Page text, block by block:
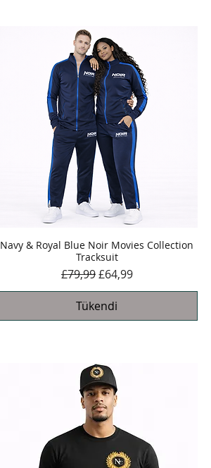
Hızlı Bakış
Navy & Royal Blue Noir Movies Collection
Tracksuit
Normal Fiyat
£79,99İndirimli Fiyat
£64,99
Tükendi